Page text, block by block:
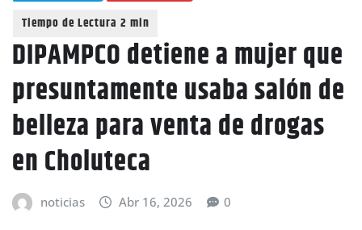
DIPAMPCO detiene a mujer que
presuntamente usaba salón de
belleza para venta de drogas
en Choluteca
noticias Abr 16, 2026 0